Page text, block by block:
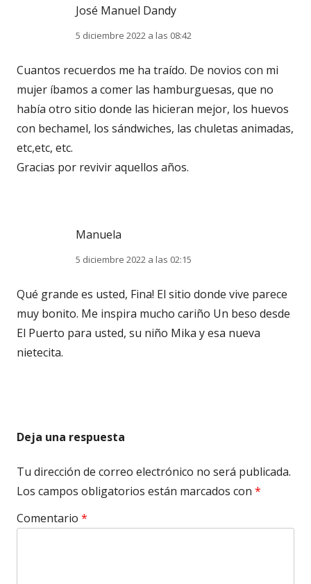
José Manuel Dandy
5 diciembre 2022 a las 08:42
Cuantos recuerdos me ha traído. De novios con mi
mujer íbamos a comer las hamburguesas, que no
había otro sitio donde las hicieran mejor, los huevos
con bechamel, los sándwiches, las chuletas animadas,
etc,etc, etc.
Gracias por revivir aquellos años.
Manuela
5 diciembre 2022 a las 02:15
Qué grande es usted, Fina! El sitio donde vive parece
muy bonito. Me inspira mucho cariño Un beso desde
El Puerto para usted, su niño Mika y esa nueva
nietecita.
Deja una respuesta
Tu dirección de correo electrónico no será publicada.
Los campos obligatorios están marcados con *
Comentario *